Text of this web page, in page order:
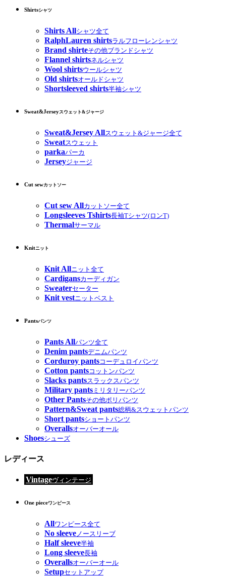
Shirtsシャツ
Shirts Allシャツ全て
RalphLauren shirtsラルフローレンシャツ
Brand shirteその他ブランドシャツ
Flannel shirtsネルシャツ
Wool shirtsウールシャツ
Old shirtsオールドシャツ
Shortsleeved shirts半袖シャツ
Sweat&Jerseyスウェット&ジャージ
Sweat&Jersey Allスウェット&ジャージ全て
Sweatスウェット
parkaパーカ
Jerseyジャージ
Cut sewカットソー
Cut sew Allカットソー全て
Longsleeves Tshirts長袖Tシャツ(ロンT)
Thermalサーマル
Knitニット
Knit Allニット全て
Cardigansカーディガン
Sweaterセーター
Knit vestニットベスト
Pantsパンツ
Pants Allパンツ全て
Denim pantsデニムパンツ
Corduroy pantsコーデュロイパンツ
Cotton pantsコットンパンツ
Slacks pantsスラックスパンツ
Military pants ミリタリーパンツ
Other Pantsその他ポリパンツ
Pattern&Sweat pants総柄&スウェットパンツ
Short pantsショートパンツ
Overallsオーバーオール
Shoesシューズ
レディース
Vintageヴィンテージ
One pieceワンピース
Allワンピース全て
No sleeveノースリーブ
Half sleeve半袖
Long sleeve長袖
Overallsオーバーオール
Setupセットアップ